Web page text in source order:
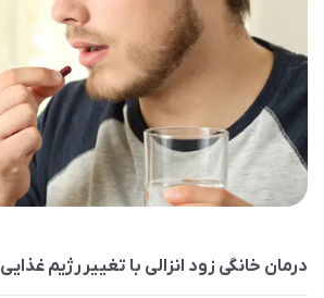
درمان خانگی زود انزالی با تغییر رژیم غذایی